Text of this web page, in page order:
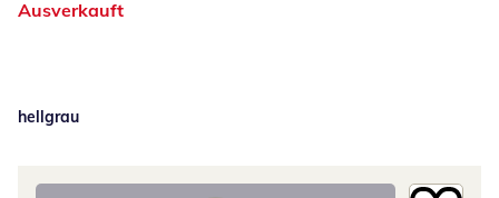
Ausverkauft
hellgrau